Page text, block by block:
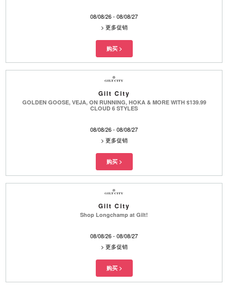
08/08/26 - 08/08/27
> 更多促销
Gilt City
GOLDEN GOOSE, VEJA, ON RUNNING, HOKA & MORE WITH $139.99
CLOUD 6 STYLES
08/08/26 - 08/08/27
> 更多促销
Gilt City
Shop Longchamp at Gilt!
08/08/26 - 08/08/27
> 更多促销